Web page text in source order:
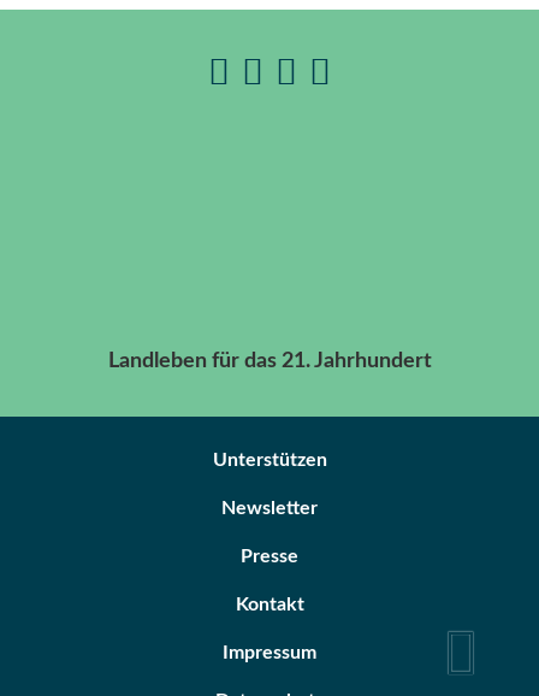
Landleben für das 21. Jahrhundert
Unterstützen
Newsletter
Presse
Kontakt
Impressum